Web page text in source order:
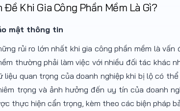
Đề Khi Gia Công Phần Mềm Là Gì?
mật thông tin
rủi ro lớn nhất khi gia công phần mềm là
thường phải làm việc với nhiều đối tác khác
liệu quan trọng của doanh nghiệp khi bị lộ có
trọng và ảnh hưởng đến uy tín của doanh
thực hiện cẩn trọng, kèm theo các biện pháp